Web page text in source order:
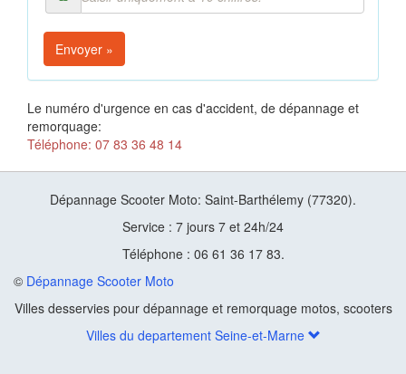
Envoyer »
Le numéro d'urgence en cas d'accident, de dépannage et
remorquage:
Téléphone: 07 83 36 48 14
Dépannage Scooter Moto: Saint-Barthélemy (77320).
Service : 7 jours 7 et 24h/24
Téléphone : 06 61 36 17 83.
© Dépannage Scooter Moto
Villes desservies pour dépannage et remorquage motos, scooters
Villes du departement Seine-et-Marne